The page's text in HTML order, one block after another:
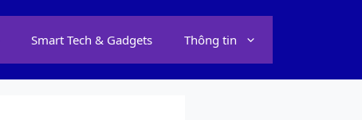
Smart Tech & Gadgets Thông tin